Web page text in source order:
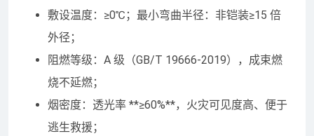
敷设温度：≥0℃；最小弯曲半径：非铠装≥15 倍
外径；
阻燃等级：A 级（GB/T 19666-2019），成束燃
烧不延燃；
烟密度：透光率 **≥60%**，火灾可见度高、便于
逃生救援；